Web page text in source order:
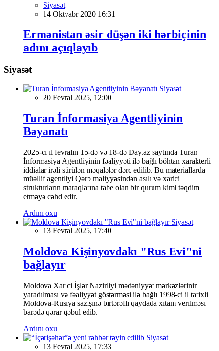
Siyasət
14 Oktyabr 2020 16:31
Ermənistan əsir düşən iki hərbiçinin
adını açıqlayıb
Siyasət
Siyasət
20 Fevral 2025, 12:00
Turan İnformasiya Agentliyinin
Bəyanatı
2025-ci il fevralın 15-də və 18-də Day.az saytında Turan
İnformasiya Agentliyinin fəaliyyəti ilə bağlı böhtan xarakterli
iddialar irəli sürülən məqalələr dərc edilib. Bu materiallarda
müəllif agentliyi Qərb maliyyəsindən asılı və xarici
strukturların maraqlarına tabe olan bir qurum kimi təqdim
etməyə cəhd edir.
Ardını oxu
Siyasət
13 Fevral 2025, 17:40
Moldova Kişinyovdakı "Rus Evi"ni
bağlayır
Moldova Xarici İşlər Nazirliyi mədəniyyət mərkəzlərinin
yaradılması və fəaliyyət göstərməsi ilə bağlı 1998-ci il tarixli
Moldova-Rusiya sazişinə birtərəfli qaydada xitam verilməsi
barədə qərar qəbul edib.
Ardını oxu
Siyasət
13 Fevral 2025, 17:33